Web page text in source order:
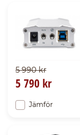
5 990 kr
5 790 kr
Jämför